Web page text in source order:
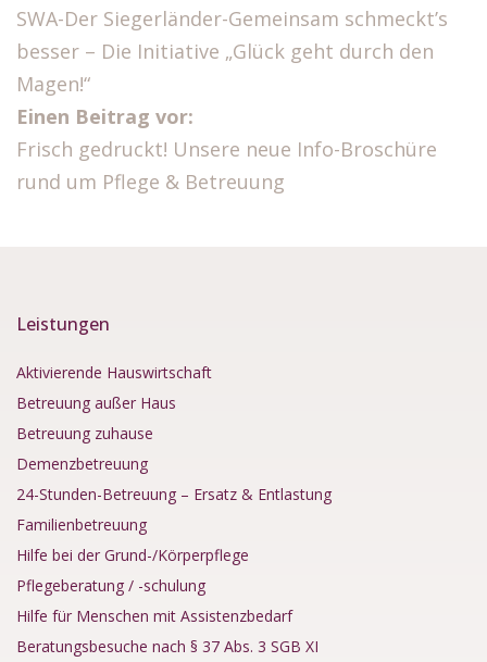
SWA-Der Siegerländer-Gemeinsam schmeckt’s
besser – Die Initiative „Glück geht durch den
Magen!“
Einen Beitrag vor:
Frisch gedruckt! Unsere neue Info-Broschüre
rund um Pflege & Betreuung
Leistungen
Aktivierende Hauswirtschaft
Betreuung außer Haus
Betreuung zuhause
Demenzbetreuung
24-Stunden-Betreuung – Ersatz & Entlastung
Familienbetreuung
Hilfe bei der Grund-/Körperpflege
Pflegeberatung / -schulung
Hilfe für Menschen mit Assistenzbedarf
Beratungsbesuche nach § 37 Abs. 3 SGB XI